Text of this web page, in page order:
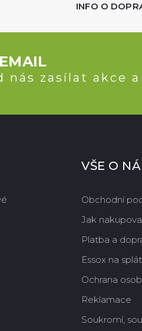
INFO O
nás zasílat akce
VŠE O
Obchodní
Jak
Platba a
Essox na
Ochrana
Reklamace
Soukromí,